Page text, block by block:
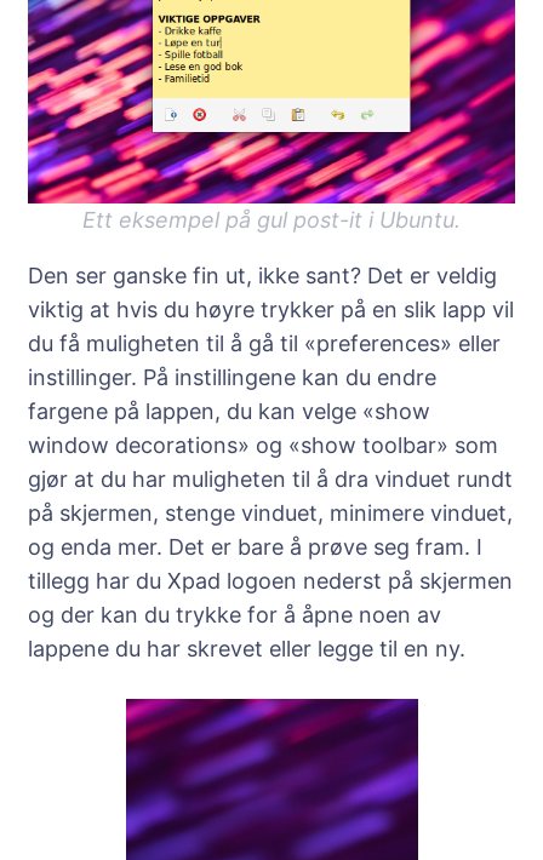
Ett eksempel på gul post-it i Ubuntu.
Den ser ganske fin ut, ikke sant? Det er veldig
viktig at hvis du høyre trykker på en slik lapp vil
du få muligheten til å gå til «preferences» eller
instillinger. På instillingene kan du endre
fargene på lappen, du kan velge «show
window decorations» og «show toolbar» som
gjør at du har muligheten til å dra vinduet rundt
på skjermen, stenge vinduet, minimere vinduet,
og enda mer. Det er bare å prøve seg fram. I
tillegg har du Xpad logoen nederst på skjermen
og der kan du trykke for å åpne noen av
lappene du har skrevet eller legge til en ny.